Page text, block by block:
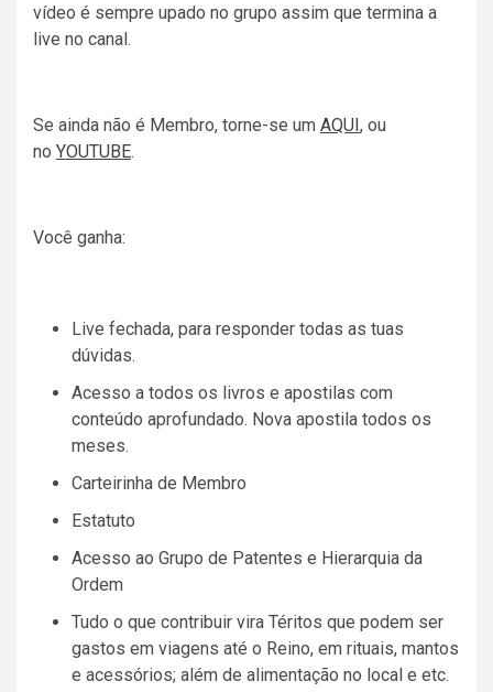
vídeo é sempre upado no grupo assim que termina a
live no canal.
Se ainda não é Membro, torne-se um AQUI, ou
no YOUTUBE.
Você ganha:
Live fechada, para responder todas as tuas
dúvidas.
Acesso a todos os livros e apostilas com
conteúdo aprofundado. Nova apostila todos os
meses.
Carteirinha de Membro
Estatuto
Acesso ao Grupo de Patentes e Hierarquia da
Ordem
Tudo o que contribuir vira Téritos que podem ser
gastos em viagens até o Reino, em rituais, mantos
e acessórios; além de alimentação no local e etc.